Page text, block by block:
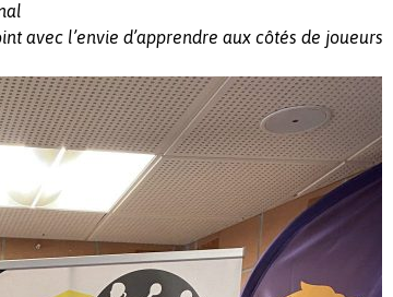
avec l’envie d’apprendre aux côtés de joueurs